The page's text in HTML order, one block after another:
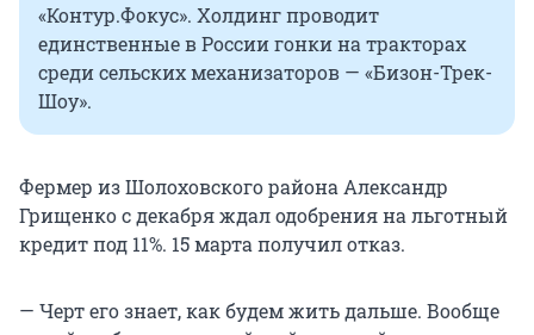
«Контур.Фокус». Холдинг проводит
единственные в России гонки на тракторах
среди сельских механизаторов — «Бизон-Трек-
Шоу».
Фермер из Шолоховского района Александр
Грищенко с декабря ждал одобрения на льготный
кредитпод 11%. 15 марта получил отказ.
— Черт его знает, как будем жить дальше. Вообще